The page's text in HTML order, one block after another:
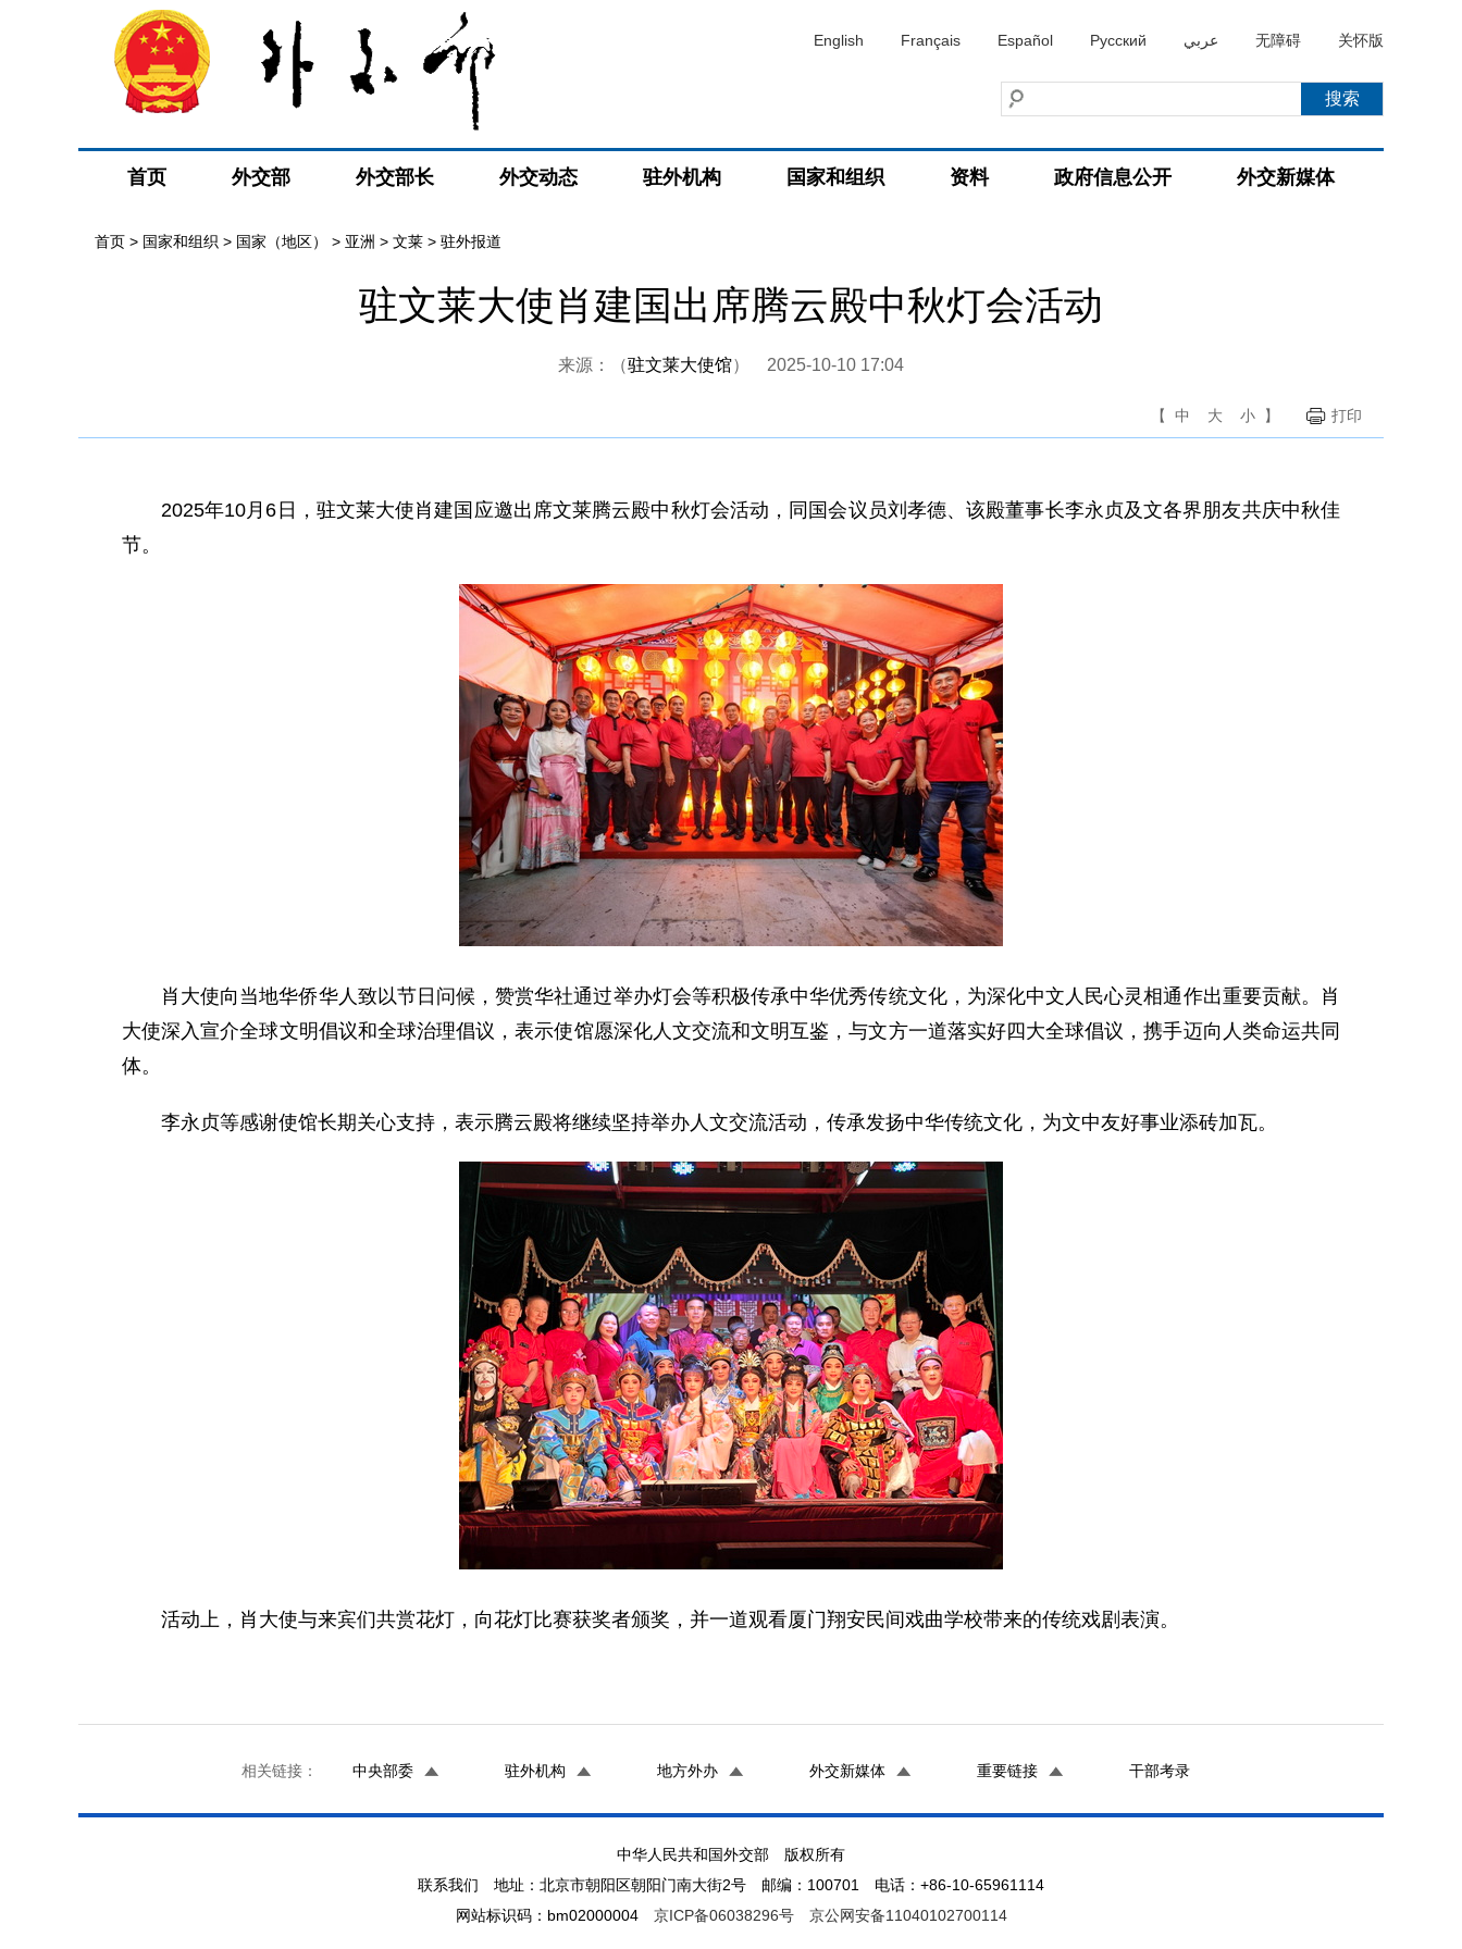
English Français Español Русский عربي 无障碍 关怀版
首页 外交部 外交部长 外交动态 驻外机构 国家和组织 资料 政府信息公开 外交新媒体
首页 > 国家和组织 > 国家（地区） > 亚洲 > 文莱 > 驻外报道
驻文莱大使肖建国出席腾云殿中秋灯会活动
来源：（驻文莱大使馆） 2025-10-10 17:04
【 中 大 小 】 打印
2025年10月6日，驻文莱大使肖建国应邀出席文莱腾云殿中秋灯会活动，同国会议员刘孝德、该殿董事长李永贞及文各界朋友共庆中秋佳
节。
肖大使向当地华侨华人致以节日问候，赞赏华社通过举办灯会等积极传承中华优秀传统文化，为深化中文人民心灵相通作出重要贡献。肖
大使深入宣介全球文明倡议和全球治理倡议，表示使馆愿深化人文交流和文明互鉴，与文方一道落实好四大全球倡议，携手迈向人类命运共同
体。
李永贞等感谢使馆长期关心支持，表示腾云殿将继续坚持举办人文交流活动，传承发扬中华传统文化，为文中友好事业添砖加瓦。
活动上，肖大使与来宾们共赏花灯，向花灯比赛获奖者颁奖，并一道观看厦门翔安民间戏曲学校带来的传统戏剧表演。
相关链接： 中央部委 驻外机构 地方外办 外交新媒体 重要链接 干部考录
中华人民共和国外交部 版权所有
联系我们 地址：北京市朝阳区朝阳门南大街2号 邮编：100701 电话：+86-10-65961114
网站标识码：bm02000004 京ICP备06038296号 京公网安备11040102700114